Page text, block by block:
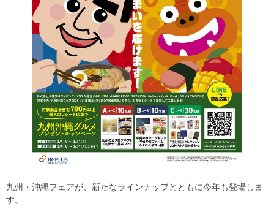
九州・沖縄フェアが、新たなラインナップとともに今年も登場しま
す。